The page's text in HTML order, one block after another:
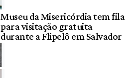
Museu da Misericórdia tem fila
para visitação gratuita
durante a Flipelô em Salvador